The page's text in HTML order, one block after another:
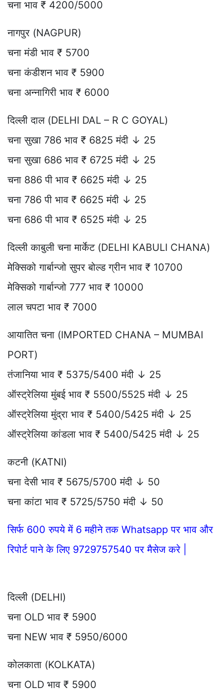
चना भाव ₹ 4200/5000
नागपुर (NAGPUR)
चना मंडी भाव ₹ 5700
चना कंडीशन भाव ₹ 5900
चना अन्नागिरी भाव ₹ 6000
दिल्ली दाल (DELHI DAL – R C GOYAL)
चना सुखा 786 भाव ₹ 6825 मंदी ↓ 25
चना सुखा 686 भाव ₹ 6725 मंदी ↓ 25
चना 886 पी भाव ₹ 6625 मंदी ↓ 25
चना 786 पी भाव ₹ 6625 मंदी ↓ 25
चना 686 पी भाव ₹ 6525 मंदी ↓ 25
दिल्ली काबुली चना मार्केट (DELHI KABULI CHANA)
मेक्सिको गार्बान्जो सुपर बोल्ड ग्रीन भाव ₹ 10700
मेक्सिको गार्बान्जो 777 भाव ₹ 10000
लाल चपटा भाव ₹ 7000
आयातित चना (IMPORTED CHANA – MUMBAI
PORT)
तंजानिया भाव ₹ 5375/5400 मंदी ↓ 25
ऑस्ट्रेलिया मुंबई भाव ₹ 5500/5525 मंदी ↓ 25
ऑस्ट्रेलिया मुंद्रा भाव ₹ 5400/5425 मंदी ↓ 25
ऑस्ट्रेलिया कांडला भाव ₹ 5400/5425 मंदी ↓ 25
कटनी (KATNI)
चना देसी भाव ₹ 5675/5700 मंदी ↓ 50
चना कांटा भाव ₹ 5725/5750 मंदी ↓ 50
सिर्फ 600 रुपये में 6 महीने तक Whatsapp पर भाव और
रिपोर्ट पाने के लिए 9729757540 पर मैसेज करे |
दिल्ली (DELHI)
चना OLD भाव ₹ 5900
चना NEW भाव ₹ 5950/6000
कोलकाता (KOLKATA)
चना OLD भाव ₹ 5900